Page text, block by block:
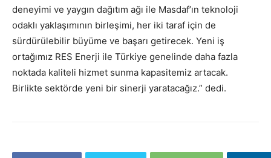
deneyimi ve yaygın dağıtım ağı ile Masdaf’ın teknoloji
odaklı yaklaşımının birleşimi, her iki taraf için de
sürdürülebilir büyüme ve başarı getirecek. Yeni iş
ortağımız RES Enerji ile Türkiye genelinde daha fazla
noktada kaliteli hizmet sunma kapasitemiz artacak.
Birlikte sektörde yeni bir sinerji yaratacağız.” dedi.